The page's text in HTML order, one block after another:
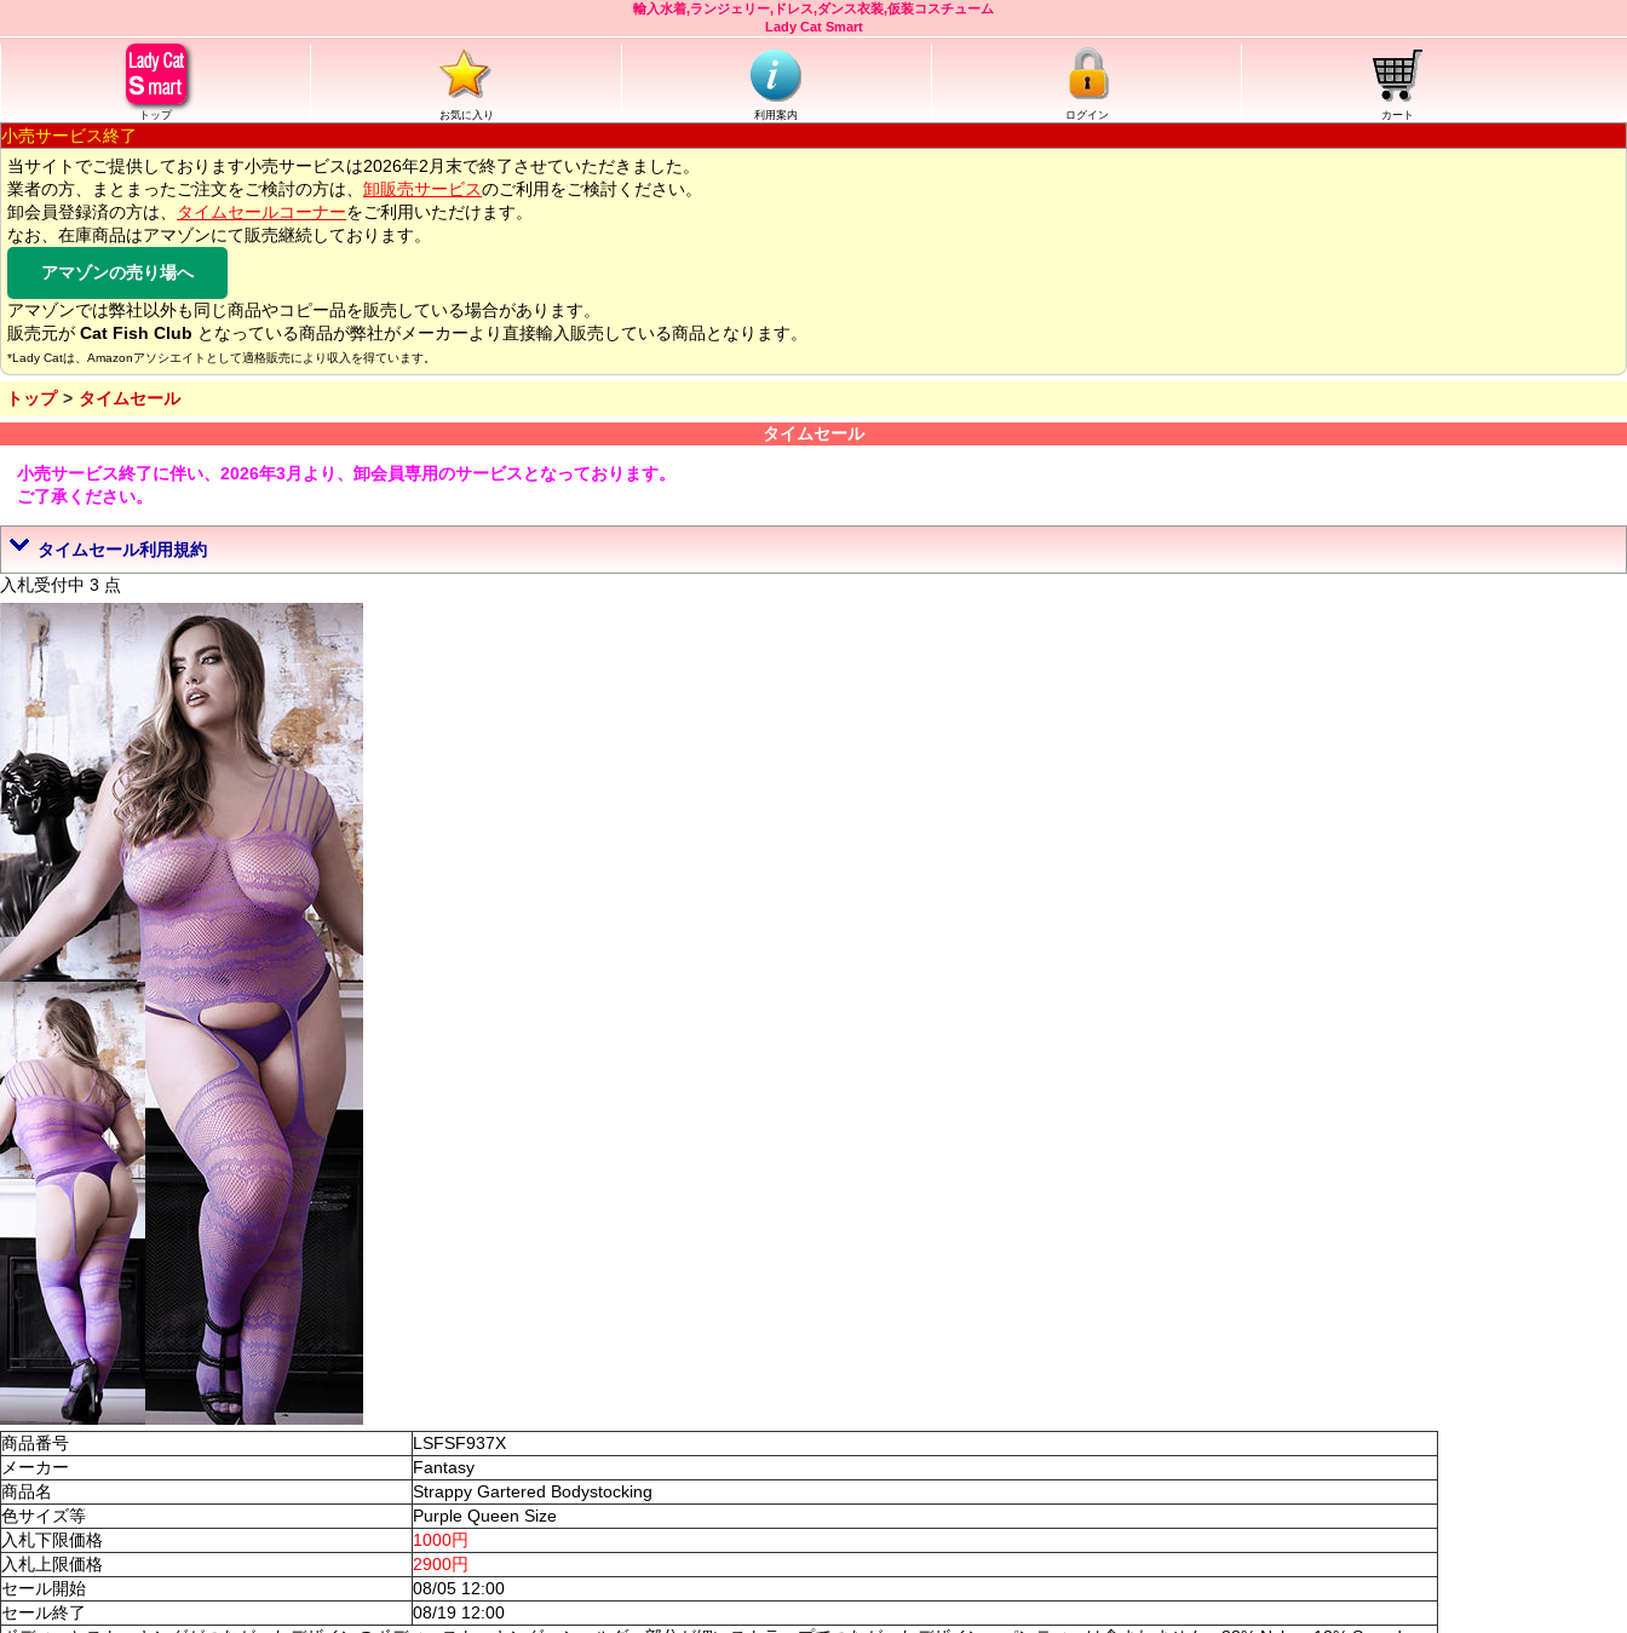
輸入水着,ランジェリー,ドレス,ダンス衣装,仮装コスチューム
Lady Cat Smart
トップ お気に入り 利用案内 ログイン カート
小売サービス終了
当サイトでご提供しております小売サービスは2026年2月末で終了させていただきました。
業者の方、まとまったご注文をご検討の方は、 卸販売サービスのご利用をご検討ください。
卸会員登録済の方は、
タイムセールコーナーをご利用いただけます。
なお、在庫商品はアマゾンにて販売継続しております。
アマゾンの売り場へ
アマゾンでは弊社以外も同じ商品やコピー品を販売している場合があります。
販売元が Cat Fish Club となっている商品が弊社がメーカーより直接輸入販売している商品となります。
*Lady Catは、Amazonアソシエイトとして適格販売により収入を得ています。
トップ
タイムセール
タイムセール
小売サービス終了に伴い、2026年3月より、卸会員専用のサービスとなっております。
ご了承ください。
タイムセール利用規約
入札受付中 3 点
商品番号
LSFSF937X
メーカー
Fantasy
商品名
Strappy Gartered Bodystocking
色サイズ等
Purple Queen Size
入札下限価格
1000円
入札上限価格
2900円
セール開始
08/05 12:00
セール終了
08/19 12:00